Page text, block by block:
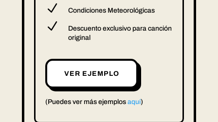
N Condiciones Meteorológicas
N
Descuento exclusivo para canción
original
VER EJEMPLO
(Puedes ver más ejemplos aquí)